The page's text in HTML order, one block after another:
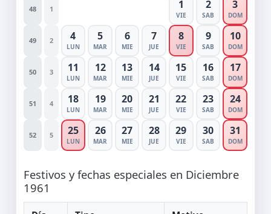
48 1 1
VIE
2
SAB
3
DOM
49 2 4
LUN
5
MAR
6
MIE
7
JUE
8
VIE
9
SAB
10
DOM
50 3 11
LUN
12
MAR
13
MIE
14
JUE
15
VIE
16
SAB
17
DOM
51 4 18
LUN
19
MAR
20
MIE
21
JUE
22
VIE
23
SAB
24
DOM
52 5 25
LUN
26
MAR
27
MIE
28
JUE
29
VIE
30
SAB
31
DOM
Festivos y fechas especiales en Diciembre
1961